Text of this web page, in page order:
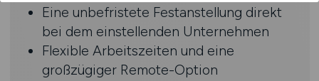
Eine unbefristete Festanstellung direkt
bei dem einstellenden Unternehmen
Flexible Arbeitszeiten und eine
großzügiger Remote-Option